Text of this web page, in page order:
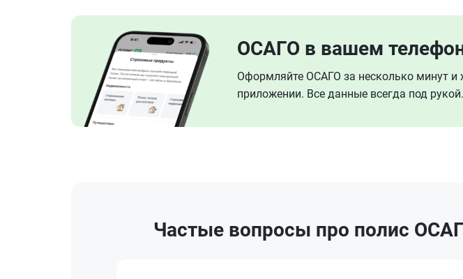
ОСАГО в вашем
Оформляйте ОСАГО за несколько минут и
приложении. Все данные всегда под рукой.
Частые вопросы про полис